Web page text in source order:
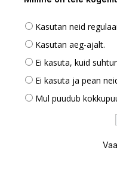
Kasutan neid
Kasutan aeg-ajalt.
Ei kasuta, kuid
Ei kasuta ja pean
Mul puudub